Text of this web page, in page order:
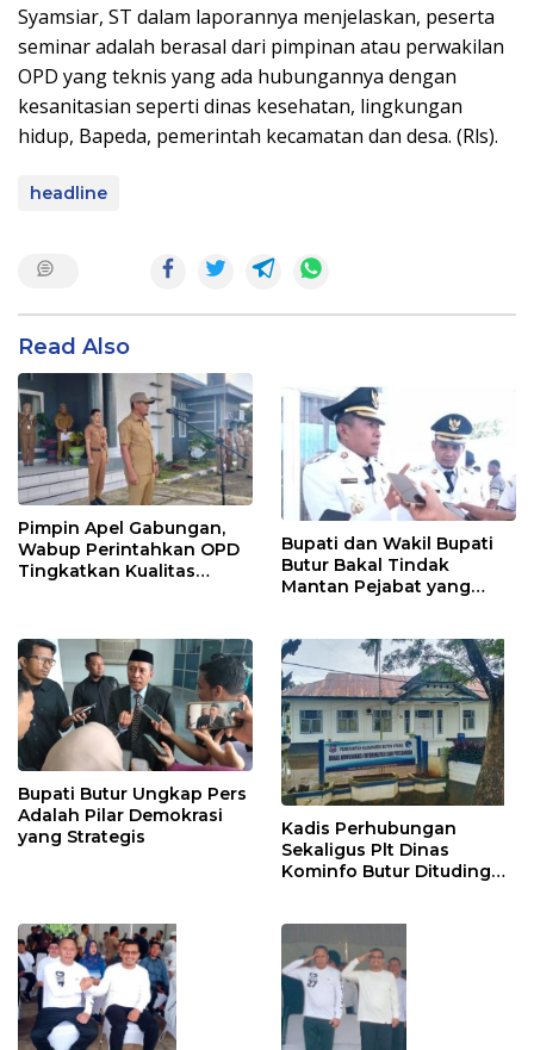
Syamsiar, ST dalam laporannya menjelaskan, peserta
seminar adalah berasal dari pimpinan atau perwakilan
OPD yang teknis yang ada hubungannya dengan
kesanitasian seperti dinas kesehatan, lingkungan
hidup, Bapeda, pemerintah kecamatan dan desa. (Rls).
headline
Read Also
Pimpin Apel Gabungan,
Wabup Perintahkan OPD
Tingkatkan Kualitas
Bupati dan Wakil Bupati
Butur Bakal Tindak
Mantan Pejabat yang
Bupati Butur Ungkap Pers
Adalah Pilar Demokrasi
yang Strategis
Kadis Perhubungan
Sekaligus Plt Dinas
Kominfo Butur Dituding